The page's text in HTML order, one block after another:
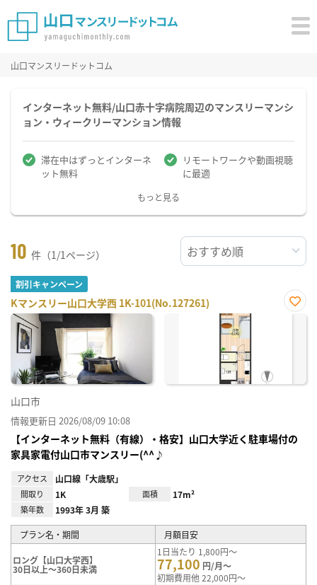
山口マンスリードットコム
インターネット無料/山口赤十字病院周辺のマンスリーマンシ
ョン・ウィークリーマンション情報
滞在中はずっとインターネ
ット無料
リモートワークや動画視聴
に最適
もっと見る
10 件（1/1ページ）
割引キャンペーン
Kマンスリー山口大学西 1K-101(No.127261)
お気
山口市
情報更新日 2026/08/09 10:08
【インターネット無料（有線）・格安】山口大学近く駐車場付の
家具家電付山口市マンスリー(^^♪
アクセス 山口線「大歳駅」
間取り 1K 面積 17m²
築年数 1993年 3月 築
プラン名・期間 月額目安
ロング【山口大学西】
30日以上～360日未満
1日当たり 1,800円～
77,100 円/月～
初期費用他 22,000円～